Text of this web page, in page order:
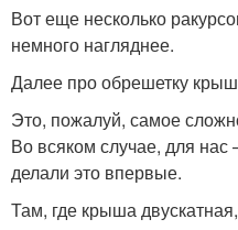
Вот еще несколько
немного нагляднее.
Далее про обрешетку
Это, пожалуй, самое
Во всяком случае, для
делали это впервые.
Там, где крыша